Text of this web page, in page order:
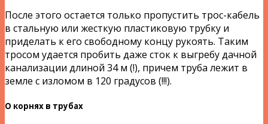
После этого остается только пропустить трос-кабель
в стальную или жесткую пластиковую трубку и
приделать к его свободному концу рукоять. Таким
тросом удается пробить даже сток к выгребу дачной
канализации длиной 34 м (!), причем труба лежит в
земле с изломом в 120 градусов (!!!).
О корнях в трубах